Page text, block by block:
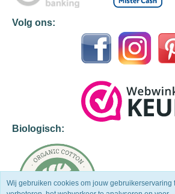
Volg ons:
Biologisch:
Wij gebruiken cookies om jouw gebruikerservaring